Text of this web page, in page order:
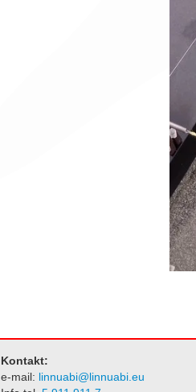
Kontakt:
e-mail: linnuabi@linnuabi.eu